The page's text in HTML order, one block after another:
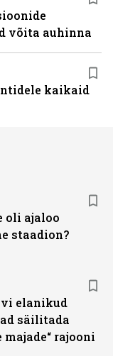
võita auhinna
kaikaid
oli ajaloo
staadion?
elanikud
säilitada
majade“ rajooni